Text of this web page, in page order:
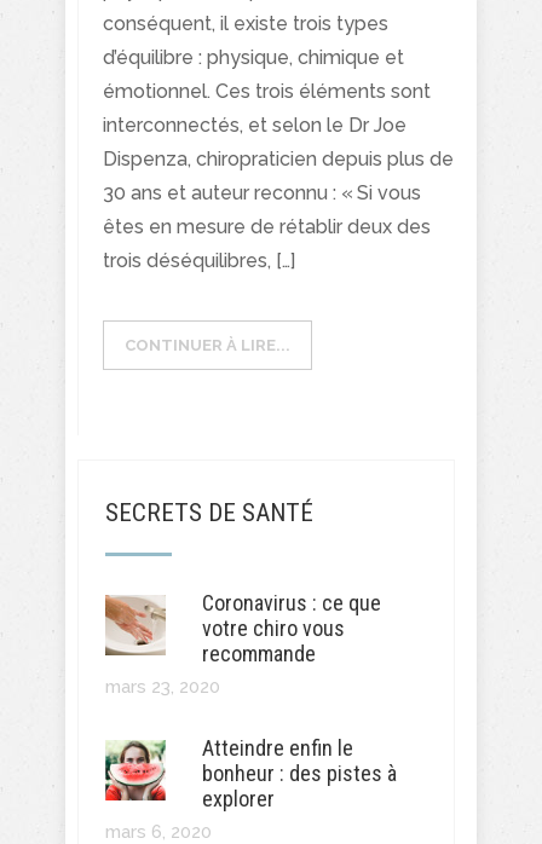
SECRETS DE SANTÉ
Coronavirus : ce que
votre chiro vous
recommande
mars 23, 2020
Atteindre enfin le
bonheur : des pistes à
explorer
mars 6, 2020
conséquent, il existe trois types
d’équilibre : physique, chimique et
émotionnel. Ces trois éléments sont
interconnectés, et selon le Dr Joe
Dispenza, chiropraticien depuis plus de
30 ans et auteur reconnu : « Si vous
êtes en mesure de rétablir deux des
trois déséquilibres, […]
CONTINUER À LIRE...